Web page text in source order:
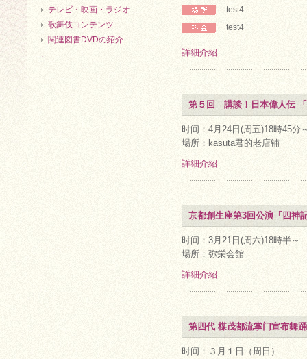
test4
test4
詳細介紹
第５回 講談！日本偉人伝
时间：4月24日(周五)18時45分
場所：kasuta君的老店铺
詳細介紹
京都創生座第3回公演『四神
时间：3月21日(周六)18時半～
場所：弥栄会館
詳細介紹
第四代 楳茂都流掌门宣布舞
时间：３月１日（周日）
テレビ・映画・ラジオ
歌舞伎コンテンツ
関連図書DVDの紹介
.